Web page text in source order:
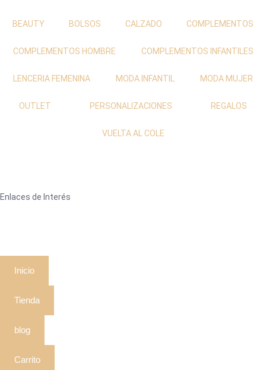
BEAUTY BOLSOS CALZADO COMPLEMENTOS
COMPLEMENTOS HOMBRE COMPLEMENTOS INFANTILES
LENCERIA FEMENINA MODA INFANTIL MODA MUJER
OUTLET PERSONALIZACIONES REGALOS
VUELTA AL COLE
Enlaces de Interés
Inicio
Tienda
blog
Carrito